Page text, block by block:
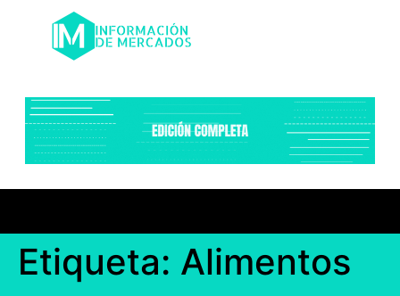
Etiqueta: Alimentos